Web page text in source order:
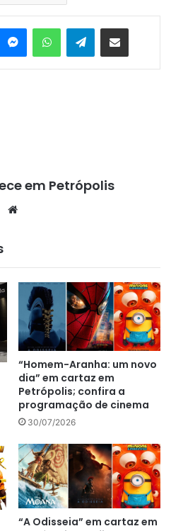
Telegram
em Petrópolis
“Homem-Aranha: um novo
dia” em cartaz em
Petrópolis; confira a
programação de cinema
30/07/2026
“A Odisseia” em cartaz em